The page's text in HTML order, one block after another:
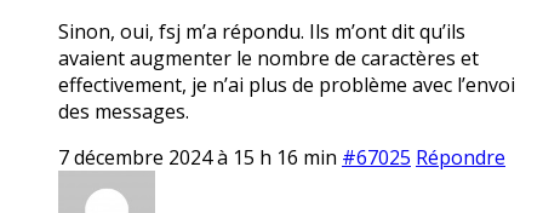
Sinon, oui, fsj m’a répondu. Ils m’ont dit qu’ils
avaient augmenter le nombre de caractères et
effectivement, je n’ai plus de problème avec l’envoi
des messages.
7 décembre 2024 à 15 h 16 min #67025 Répondre